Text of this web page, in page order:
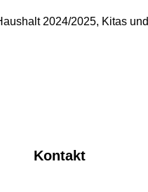
2024/2025, Kitas und
Kontakt